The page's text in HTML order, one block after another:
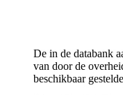
De in de databank
van door de
beschikbaar